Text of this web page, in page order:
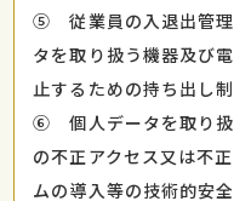
⑤ 従業員の入退出管理
タを取り扱う機器及び
止するための持ち出し
⑥ 個人データを取り扱
の不正アクセス又は不
ムの導入等の技術的安